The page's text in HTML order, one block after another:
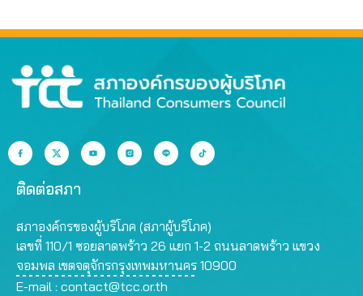
ติดต่อสภา
สภาองค์กรของผู้บริโภค (สภาผู้บริโภค)
เลขที่ 110/1 ซอยลาดพร้าว 26 แยก 1-2 ถนนลาดพร้าว แขวง
จอมพล เขตจตุจักรกรุงเทพมหานคร 10900
E-mail : contact@tcc.or.th